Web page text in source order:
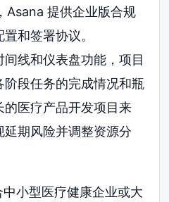
Asana 提供企业版合规
和签署协议。
间线和仪表盘功能，项目
段任务的完成情况和瓶
医疗产品开发项目来
期风险并调整资源分
中小型医疗健康企业或大